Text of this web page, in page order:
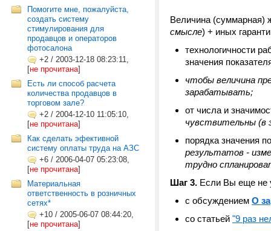
Помогите мне, пожалуйста,
создать систему
стимулирования для
продавцов и операторов
фотосалона
+2 / 2003-12-18 08:23:11,
[не прочитана]
Есть ли способ расчета
количества продавцов в
торговом зале?
+2 / 2004-12-10 11:05:10,
[не прочитана]
Как сделать эфективной
систему оплаты труда на АЗС
+6 / 2006-04-07 05:23:08,
[не прочитана]
Материальная
ответственность в розничных
сетях*
+10 / 2005-06-07 08:44:20,
[не прочитана]
Величина (суммарная)
смысле) + иных
технологичности
значения
чтобы величина
зарабатывать;
от числа и
чувствительны (в
порядка значения
результатов -
трудно
Шаг 3. Если Вы еще не
с обсуждением О
со статьей "9 раз